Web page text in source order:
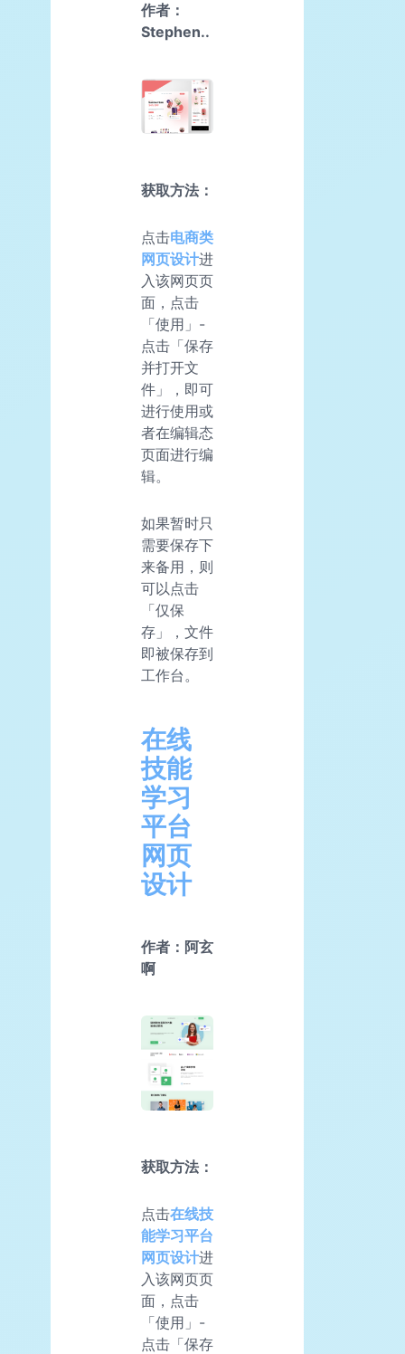
作者：
Stephen..
获取方法：
点击电商类
网页设计进
入该网页页
面，点击
「使用」-
点击「保存
并打开文
件」，即可
进行使用或
者在编辑态
页面进行编
辑。
如果暂时只
需要保存下
来备用，则
可以点击
「仅保
存」，文件
即被保存到
工作台。
在线
技能
学习
平台
网页
设计
作者：阿玄
啊
获取方法：
点击在线技
能学习平台
网页设计进
入该网页页
面，点击
「使用」-
点击「保存